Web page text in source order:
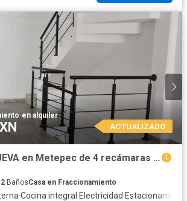
·en alquiler
ACTUALIZADO
RENTA casa NUEVA en Metepec de 4 recámaras muy cerca de Av. Tecnológico
2 BañosCasa en Fraccionamiento
·Cocina integral ·Electricidad·